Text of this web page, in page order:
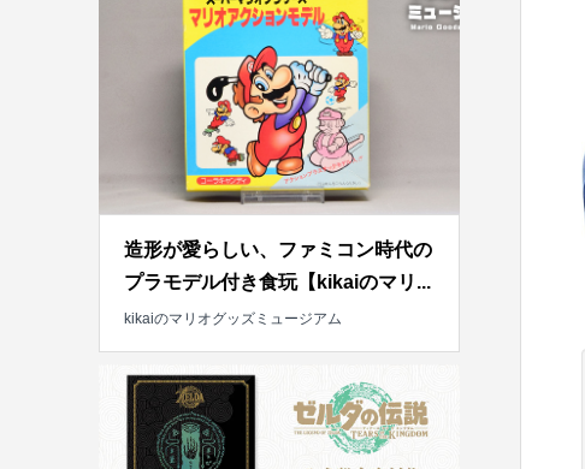
造形が愛らしい、ファミコン時代の
プラモデル付き食玩【kikaiのマリ...
kikaiのマリオグッズミュージアム